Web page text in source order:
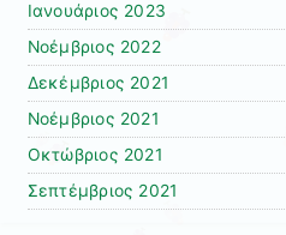
Ιανουάριος 2023
Νοέμβριος 2022
Δεκέμβριος 2021
Νοέμβριος 2021
Οκτώβριος 2021
Σεπτέμβριος 2021